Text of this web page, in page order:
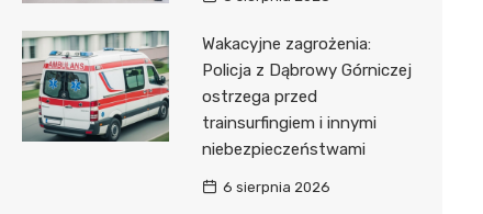
Wakacyjne zagrożenia:
Policja z Dąbrowy Górniczej
ostrzega przed
trainsurfingiem i innymi
niebezpieczeństwami
6 sierpnia 2026